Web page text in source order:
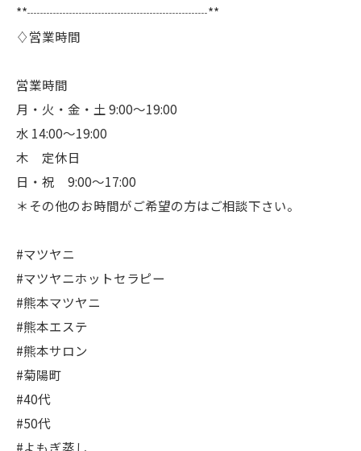
**┈┈┈┈┈┈┈┈┈┈┈┈┈┈**
♢営業時間
営業時間
月・火・金・土 9:00〜19:00
水 14:00〜19:00
木 定休日
日・祝 9:00〜17:00
＊その他のお時間がご希望の方はご相談下さい。
#マツヤニ
#マツヤニホットセラピー
#熊本マツヤニ
#熊本エステ
#熊本サロン
#菊陽町
#40代
#50代
#よもぎ蒸し